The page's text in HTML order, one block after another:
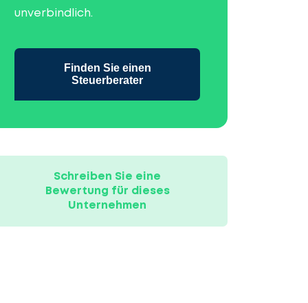
unverbindlich.
Finden Sie einen
Steuerberater
Schreiben Sie eine
Bewertung für dieses
Unternehmen